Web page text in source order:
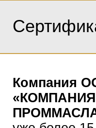
Компания
«КОМПАНИЯ